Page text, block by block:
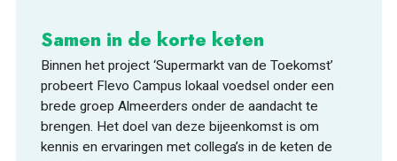
OVER
Samen in de korte keten
Binnen het project ‘Supermarkt van de Toekomst’
probeert Flevo Campus lokaal voedsel onder een
brede groep Almeerders onder de aandacht te
brengen. Het doel van deze bijeenkomst is om
kennis en ervaringen met collega’s in de keten de